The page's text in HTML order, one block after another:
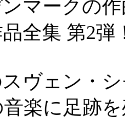
マークの
全集 第2弾
ヴェン・シ
楽に足跡